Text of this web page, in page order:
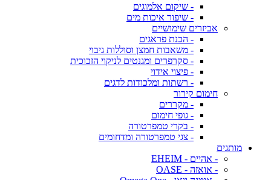
- שיקום אלמוגים
- שיפור איכות מים
אביזרים שימושיים
- הכנת פראגים
- משאבות חמצן וסוללות גיבוי
- סקרפרים ומגנטים לניקוי הזכוכית
- פיצוי אידוי
- רשתות ומלכודות לדגים
חימום קירור
- מקררים
- גופי חימום
- בקרי טמפרטורה
- צגי טמפרטורה ומדחומים
מותגים
- אהיים - EHEIM
- אואזה - OASE